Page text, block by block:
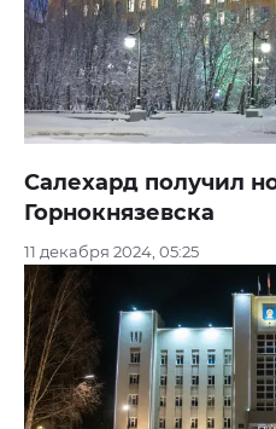
Салехард получил
Горнокнязевска
11 декабря 2024, 05:25